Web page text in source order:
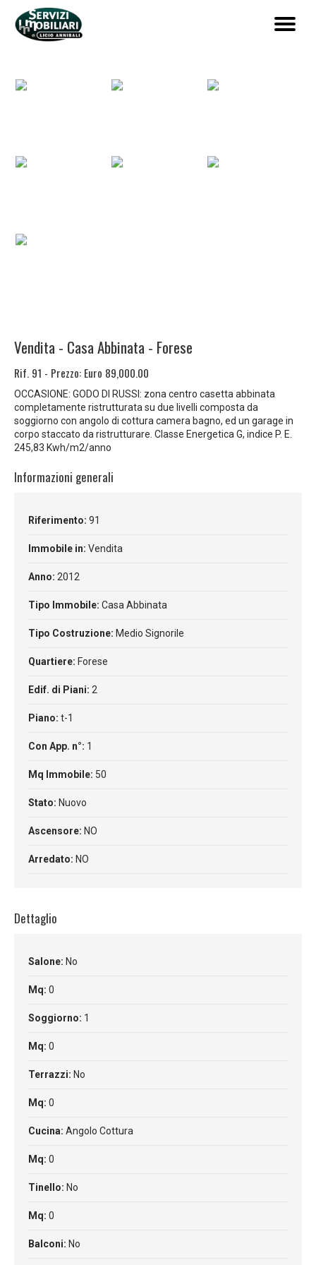
Vendita - Casa Abbinata - Forese
Rif. 91 - Prezzo: Euro 89,000.00
OCCASIONE: GODO DI RUSSI: zona centro casetta abbinata
completamente ristrutturata su due livelli composta da
soggiorno con angolo di cottura camera bagno, ed un garage in
corpo staccato da ristrutturare. Classe Energetica G, indice P. E.
245,83 Kwh/m2/anno
Informazioni generali
Riferimento: 91
Immobile in: Vendita
Anno: 2012
Tipo Immobile: Casa Abbinata
Tipo Costruzione: Medio Signorile
Quartiere: Forese
Edif. di Piani: 2
Piano: t-1
Con App. n°: 1
Mq Immobile: 50
Stato: Nuovo
Ascensore: NO
Arredato: NO
Dettaglio
Salone: No
Mq: 0
Soggiorno: 1
Mq: 0
Terrazzi: No
Mq: 0
Cucina: Angolo Cottura
Mq: 0
Tinello: No
Mq: 0
Balconi: No